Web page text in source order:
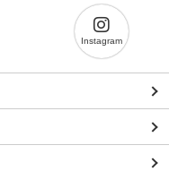
Instagram